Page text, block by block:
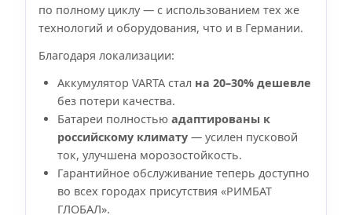
по полному циклу — с использованием тех же
технологий и оборудования, что и в Германии.
Благодаря локализации:
Аккумулятор VARTA стал на 20–30% дешевле
без потери качества.
Батареи полностью адаптированы к
российскому климату — усилен пусковой
ток, улучшена морозостойкость.
Гарантийное обслуживание теперь доступно
во всех городах присутствия «РИМБАТ
ГЛОБАЛ».